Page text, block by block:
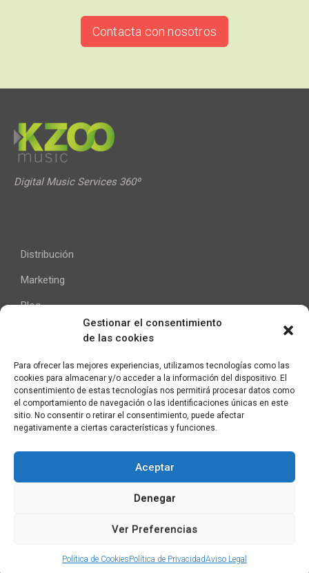
Gestionar el consentimiento
de las cookies
Para ofrecer las mejores experiencias, utilizamos tecnologías como las
cookies para almacenar y/o acceder a la información del dispositivo. El
consentimiento de estas tecnologías nos permitirá procesar datos como
el comportamiento de navegación o las identificaciones únicas en este
sitio. No consentir o retirar el consentimiento, puede afectar
negativamente a ciertas características y funciones.
Aceptar
Denegar
Ver Preferencias
Política de CookiesPolítica de PrivacidadAviso Legal
Contacta con nosotros
Digital Music Services 360º
Distribución
Marketing
Blog
Ayuda
Contacto
Aviso Legal